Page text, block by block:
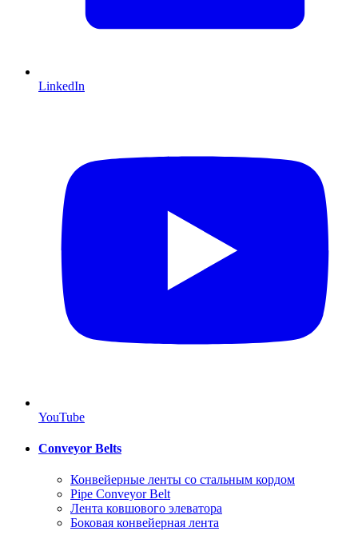
LinkedIn
YouTube
Conveyor Belts
Конвейерные ленты со стальным кордом
Pipe Conveyor Belt
Лента ковшового элеватора
Боковая конвейерная лента